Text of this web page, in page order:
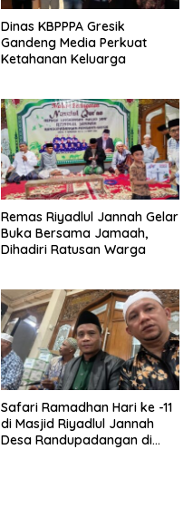
Dinas KBPPPA Gresik
Gandeng Media Perkuat
Ketahanan Keluarga
Remas Riyadlul Jannah Gelar
Buka Bersama Jamaah,
Dihadiri Ratusan Warga
Safari Ramadhan Hari ke -11
di Masjid Riyadlul Jannah
Desa Randupadangan di